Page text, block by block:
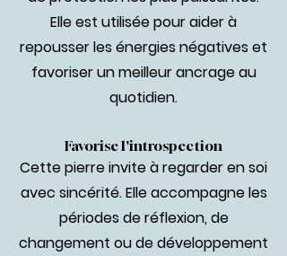
Elle est utilisée pour aider à
repousser les énergies négatives et
favoriser un meilleur ancrage au
quotidien.
Favorise l'introspection
Cette pierre invite à regarder en soi
avec sincérité. Elle accompagne les
périodes de réflexion, de
changement ou de développement